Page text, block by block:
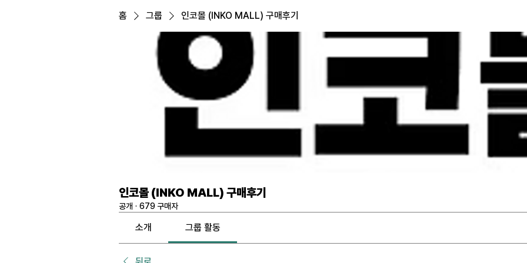
홈 그룹 인코몰 (INKO MALL) 구매후기
인코몰 (INKO MALL) 구매후기
공개 · 679 구매자
소개 그룹 활동